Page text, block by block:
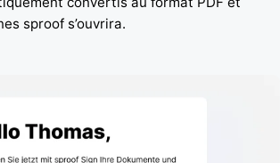
sproof s’ouvrira.